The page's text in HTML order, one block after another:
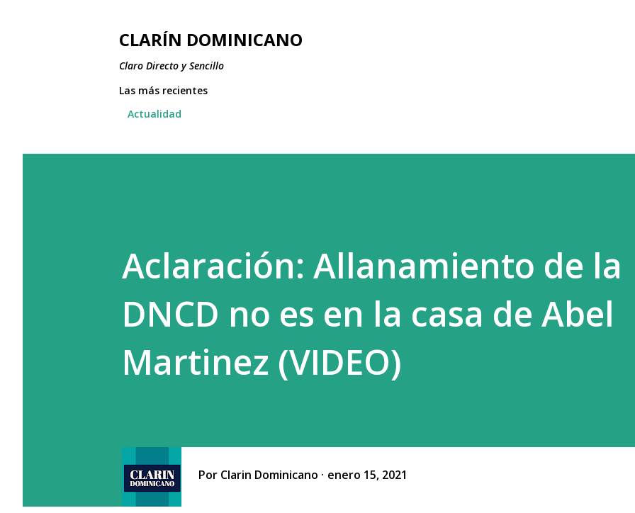
CLARÍN DOMINICANO
Claro Directo y Sencillo
Las más recientes
Actualidad
Aclaración: Allanamiento de la
DNCD no es en la casa de Abel
Martinez (VIDEO)
Por Clarin Dominicano enero 15, 2021